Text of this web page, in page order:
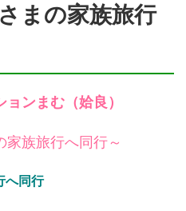
まの家族旅行
ンまむ（姶良）
家族旅行へ同行～
へ同行